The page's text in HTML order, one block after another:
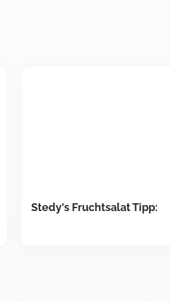
Stedy's Fruchtsalat Tipp: